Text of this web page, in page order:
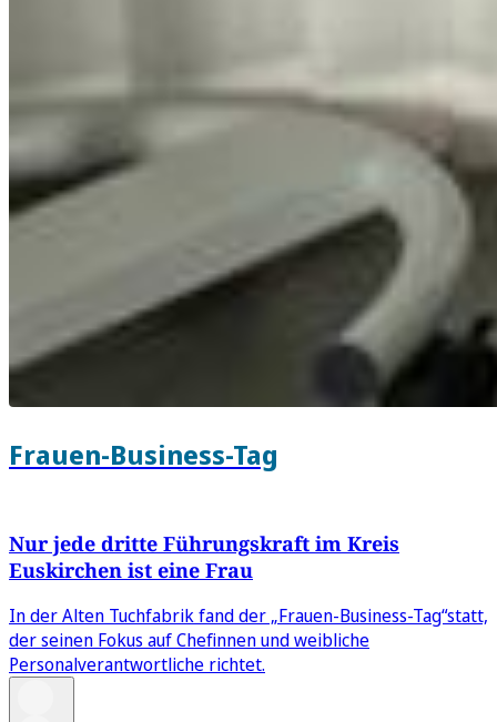
Frauen-Business-Tag
Nur jede dritte Führungskraft im Kreis
Euskirchen ist eine Frau
In der Alten Tuchfabrik fand der „Frauen-Business-Tag“statt,
der seinen Fokus auf Chefinnen und weibliche
Personalverantwortliche richtet.